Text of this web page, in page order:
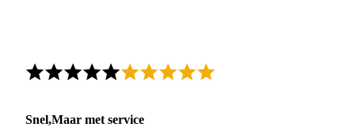
Snel,Maar met service